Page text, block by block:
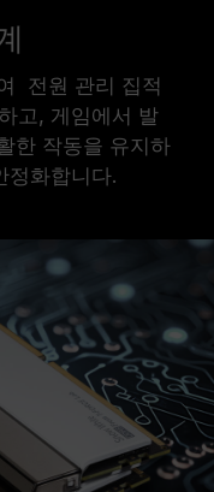
전원 관리 집적
고, 게임에서 발
한 작동을 유지하
정화합니다.